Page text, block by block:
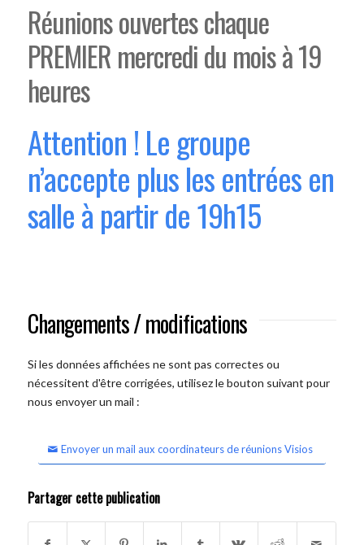
Réunions ouvertes chaque
PREMIER mercredi du mois à 19
heures
Attention ! Le groupe
n’accepte plus les entrées en
salle à partir de 19h15
Changements / modifications
Si les données affichées ne sont pas correctes ou
nécessitent d'être corrigées, utilisez le bouton suivant pour
nous envoyer un mail :
Envoyer un mail aux coordinateurs de réunions Visios
Partager cette publication